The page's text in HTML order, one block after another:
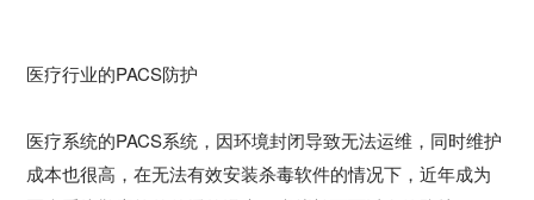
医疗行业的PACS防护
医疗系统的PACS系统，因环境封闭导致无法运维，同时维护
成本也很高，在无法有效安装杀毒软件的情况下，近年成为